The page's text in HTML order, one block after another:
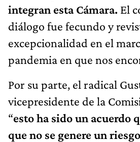
integran esta Cámara. El
diálogo fue fecundo y
excepcionalidad en el
pandemia en que nos
Por su parte, el radical
vicepresidente de la
“esto ha sido un acuerdo
que no se genere un